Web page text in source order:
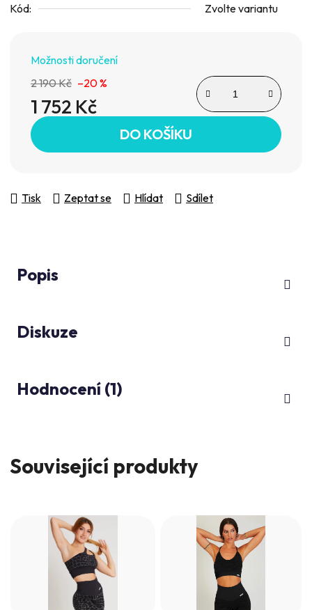
Kód:
Zvolte variantu
Možnosti doručení
2 190 Kč –20 %
1 752 Kč
Měrná cena: DO KOŠÍKU
Tisk Zeptat se Hlídat Sdílet
Popis
Diskuze
Hodnocení (1)
Související produkty